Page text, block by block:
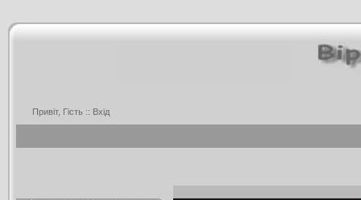
Привіт, Гість :: Вхід